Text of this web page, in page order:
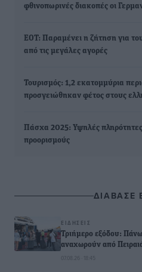
φθινοπωρινές διακοπές οι
ΕΟΤ: Παραμένει η ζήτηση για
από τις μεγάλες αγορές
Τουρισμός: 1,2 εκατομμύρια
προσγειώθηκαν φέτος στους
Πάσχα 2025: Υψηλές πληρότητες
προορισμούς
ΔΙΑΒΑΣΕ
ΕΙΔΉΣΕΙΣ
Τριήμερο εξόδου:
αναχωρούν από
07.08.26 · 18:45